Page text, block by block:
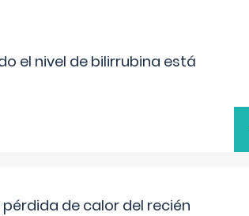
el nivel de bilirrubina está
de calor del recién